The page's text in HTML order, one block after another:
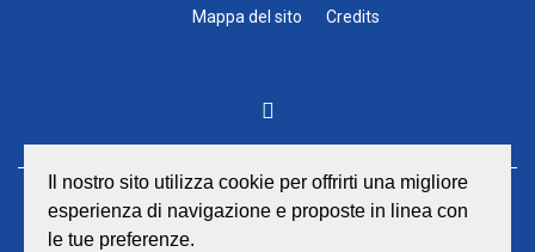
Mappa del sito
Credits
GEAT Srl
Sede legale e amministrativa:
Il nostro sito utilizza cookie per offrirti una migliore
esperienza di navigazione e proposte in linea con
le tue preferenze.